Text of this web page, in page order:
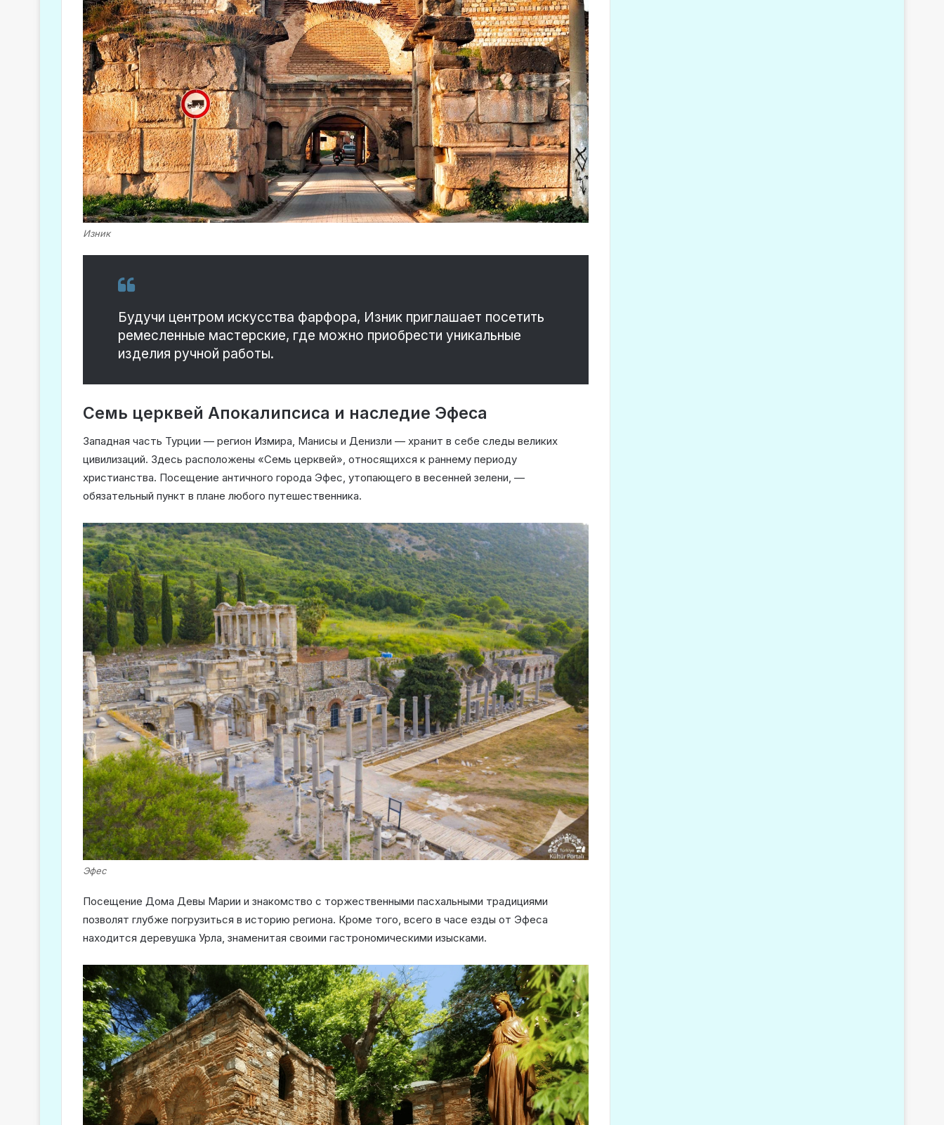
Изник
Будучи центром искусства фарфора, Изник приглашает посетить
ремесленные мастерские, где можно приобрести уникальные
изделия ручной работы.
Семь церквей Апокалипсиса и наследие Эфеса
Западная часть Турции — регион Измира, Манисы и Денизли — хранит в себе следы великих
цивилизаций. Здесь расположены «Семь церквей», относящихся к раннему периоду
христианства. Посещение античного города Эфес, утопающего в весенней зелени, —
обязательный пункт в плане любого путешественника.
Эфес
Посещение Дома Девы Марии и знакомство с торжественными пасхальными традициями
позволят глубже погрузиться в историю региона. Кроме того, всего в часе езды от Эфеса
находится деревушка Урла, знаменитая своими гастрономическими изысками.